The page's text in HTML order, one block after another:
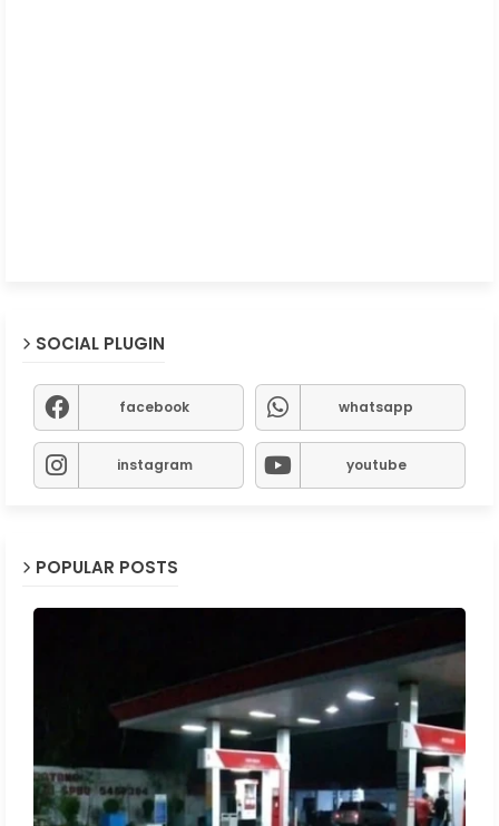
SOCIAL PLUGIN
facebook whatsapp
instagram youtube
POPULAR POSTS